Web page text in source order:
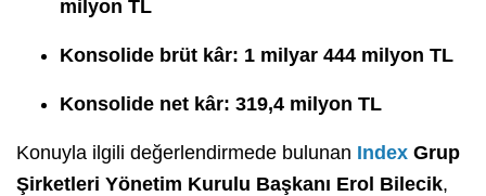
milyon TL
Konsolide brüt kâr: 1 milyar 444 milyon TL
Konsolide net kâr: 319,4 milyon TL
Konuyla ilgili değerlendirmede bulunan Index Grup
Şirketleri Yönetim Kurulu Başkanı Erol Bilecik,